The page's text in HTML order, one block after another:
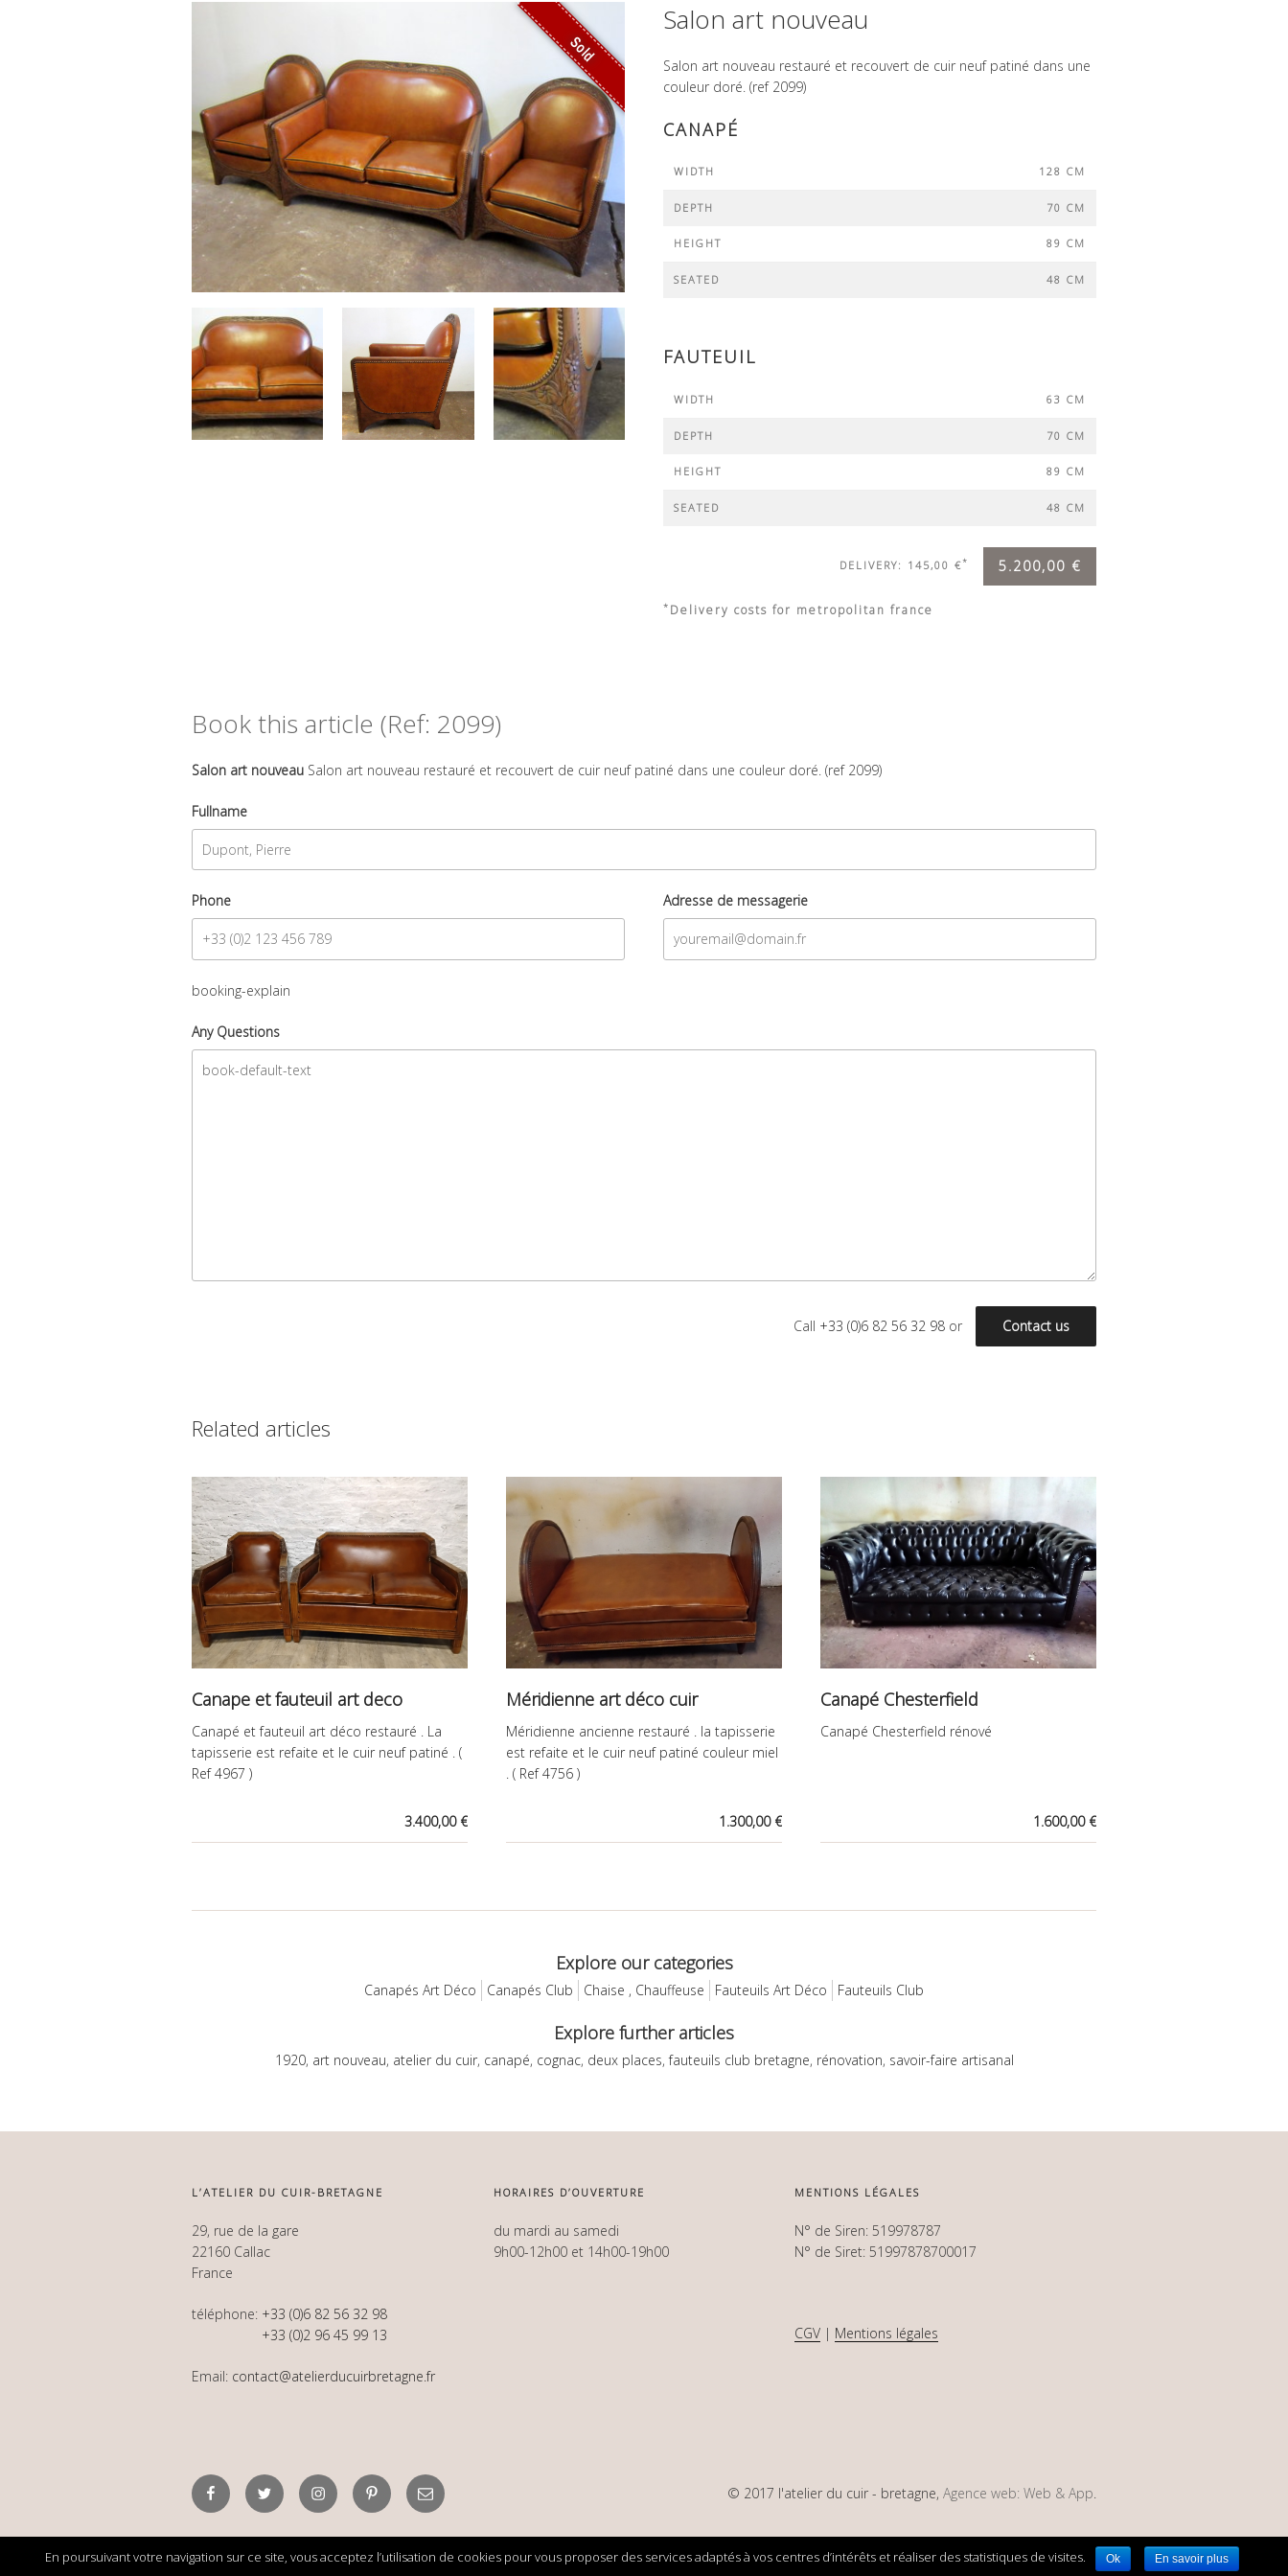
Sold
Salon art nouveau
Salon art nouveau restauré et recouvert de cuir neuf patiné dans une
couleur doré. (ref 2099)
CANAPÉ
WIDTH 128 CM
DEPTH 70 CM
HEIGHT 89 CM
SEATED 48 CM
FAUTEUIL
WIDTH 63 CM
DEPTH 70 CM
HEIGHT 89 CM
SEATED 48 CM
DELIVERY: 145,00 €* 5.200,00 €
* Delivery costs for metropolitan france
Book this article (Ref: 2099)
Salon art nouveau Salon art nouveau restauré et recouvert de cuir neuf patiné dans une couleur doré. (ref 2099)
Fullname
Phone Adresse de messagerie
booking-explain
Any Questions
Call +33 (0)6 82 56 32 98 or Contact us
Related articles
Canape et fauteuil art deco
Canapé et fauteuil art déco restauré . La
tapisserie est refaite et le cuir neuf patiné . (
Ref 4967 )
3.400,00 €
Méridienne art déco cuir
Méridienne ancienne restauré . la tapisserie
est refaite et le cuir neuf patiné couleur miel
. ( Ref 4756 )
1.300,00 €
Canapé Chesterfield
Canapé Chesterfield rénové
1.600,00 €
Explore our categories
Canapés Art Déco Canapés Club Chaise , Chauffeuse Fauteuils Art Déco Fauteuils Club
Explore further articles
1920, art nouveau, atelier du cuir, canapé, cognac, deux places,fauteuils club bretagne, rénovation, savoir-faire artisanal
L’ATELIER DU CUIR-BRETAGNE
29, rue de la gare
22160 Callac
France
téléphone: +33 (0)6 82 56 32 98
+33 (0)2 96 45 99 13
Email: contact@atelierducuirbretagne.fr
HORAIRES D’OUVERTURE
du mardi au samedi
9h00-12h00 et 14h00-19h00
MENTIONS LÉGALES
N° de Siren: 519978787
N° de Siret: 51997878700017
CGV | Mentions légales
FacebookTwitter InstagramPinterestEmail © 2017 l'atelier du cuir - bretagne, Agence web: Web & App.
L’histoire d’un homme et de sa passion pour les meubles anciens
En poursuivant votre navigation sur ce site, vous acceptez l’utilisation de cookies pour vous proposer des services adaptés à vos centres d’intérêts et réaliser des statistiques de visites. Ok En savoir plus